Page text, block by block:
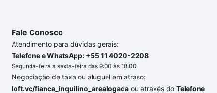
Fale Conosco
Atendimento para dúvidas gerais:
Telefone e WhatsApp: +55 11 4020-2208
Segunda-feira a sexta-feira das 9:00 às 18:00
Negociação de taxa ou aluguel em atraso:
loft.vc/fianca_inquilino_arealogada ou através do Telefone